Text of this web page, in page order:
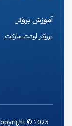
آموزش بروکر
بروکر اوتت مارکت